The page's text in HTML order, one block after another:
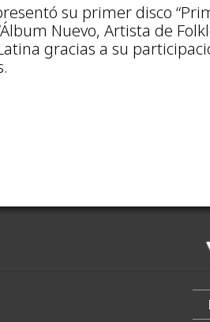
su primer disco
Nuevo, Artista de
gracias a su